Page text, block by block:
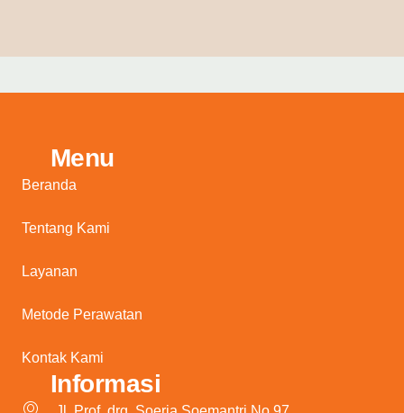
Menu
Beranda
Tentang Kami
Layanan
Metode Perawatan
Kontak Kami
Informasi